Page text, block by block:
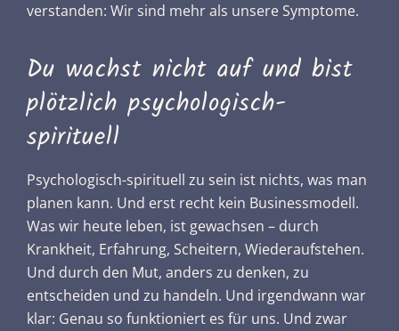
verstanden: Wir sind mehr als unsere Symptome.
Du wachst nicht auf und bist
plötzlich psychologisch-
spirituell
Psychologisch-spirituell zu sein ist nichts, was man
planen kann. Und erst recht kein Businessmodell.
Was wir heute leben, ist gewachsen – durch
Krankheit, Erfahrung, Scheitern, Wiederaufstehen.
Und durch den Mut, anders zu denken, zu
entscheiden und zu handeln. Und irgendwann war
klar: Genau so funktioniert es für uns. Und zwar